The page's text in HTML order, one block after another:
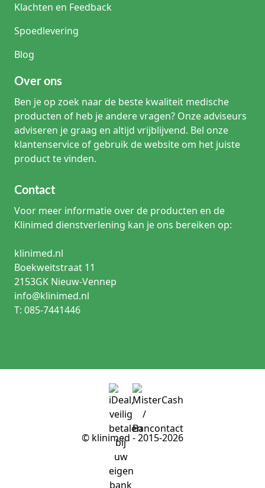
Klachten en Feedback
Spoedlevering
Blog
Over ons
Ben je op zoek naar de beste kwaliteit medische
producten of heb je andere vragen? Onze adviseurs
adviseren je graag en altijd vrijblijvend. Bel onze
klantenservice of gebruik de website om het juiste
product te vinden.
Contact
Voor meer informatie over de producten en de
Klinimed dienstverlening kan je ons bereiken op:
klinimed.nl
Boekweitstraat 11
2153GK Nieuw-Vennep
info@klinimed.nl
T: 085-7441446
© klinimed - 2015-2026